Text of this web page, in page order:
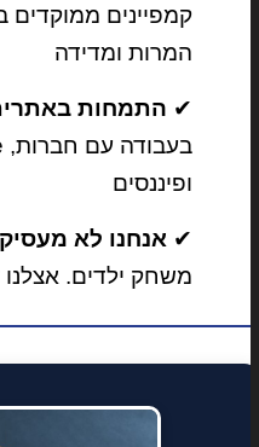
קמפיינים ממוקדים
המרות ומדידה
✔ התמחות
ופיננסים
✔ אנחנו לא
משחק ילדים. אצלנו